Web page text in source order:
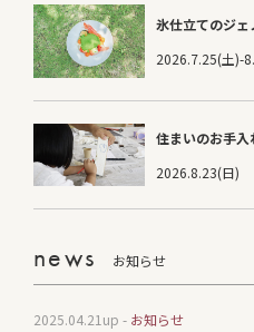
氷仕立てのジ
2026.7.25(土)-
住まいのお手入
2026.8.23(日)
news お知らせ
2025.04.21 up - お知らせ